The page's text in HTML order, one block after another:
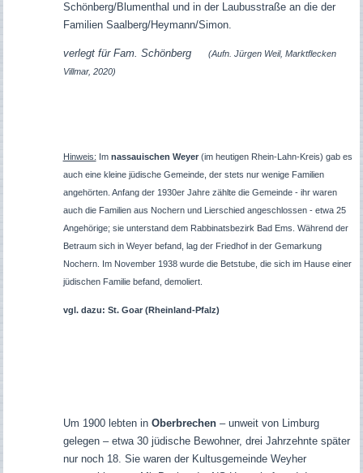
Schönberg/Blumenthal und in der Laubusstraße an die der
Familien Saalberg/Heymann/Simon.
verlegt für Fam. Schönberg
(Aufn. Jürgen Weil, Marktflecken
Villmar, 2020)
Hinweis: Im nassauischen Weyer(im heutigen Rhein-Lahn-Kreis) gab es
auch eine kleine jüdische Gemeinde, der stets nur wenige Familien
angehörten. Anfang der 1930er Jahre zählte die Gemeinde - ihr waren
auch die Familien aus Nochern und Lierschied angeschlossen - etwa 25
Angehörige; sie unterstand dem Rabbinatsbezirk Bad Ems. Während der
Betraum sich in Weyer befand, lag der Friedhof in der Gemarkung
Nochern. Im November 1938 wurde die Betstube, die sich im Hause einer
jüdischen Familie befand, demoliert.
vgl. dazu: St. Goar (Rheinland-Pfalz)
Um 1900 lebten in Oberbrechen– unweit von Limburg
gelegen – etwa 30 jüdische Bewohner, drei Jahrzehnte später
nur noch 18. Sie waren der Kultusgemeinde Weyher